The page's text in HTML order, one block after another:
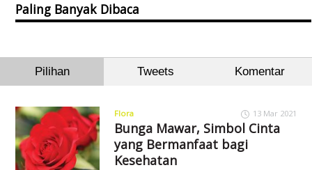
Paling Banyak Dibaca
Pilihan Tweets Komentar
Flora 13 Mar 2021
Bunga Mawar, Simbol Cinta
yang Bermanfaat bagi
Kesehatan